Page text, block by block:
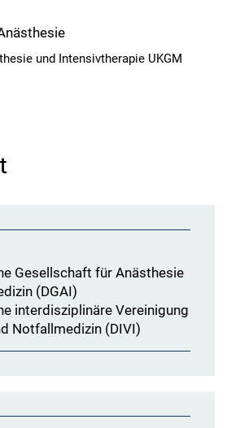
und Intensivtherapie UKGM
Gesellschaft für Anästhesie
(DGAI)
interdisziplinäre Vereinigung
Notfallmedizin (DIVI)